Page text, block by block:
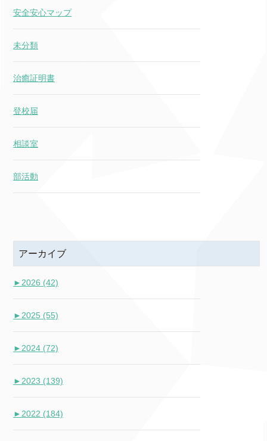
安全安心マップ
未分類
治癒証明書
登校届
相談室
部活動
アーカイブ
► 2026 (42)
► 2025 (55)
► 2024 (72)
► 2023 (139)
► 2022 (184)